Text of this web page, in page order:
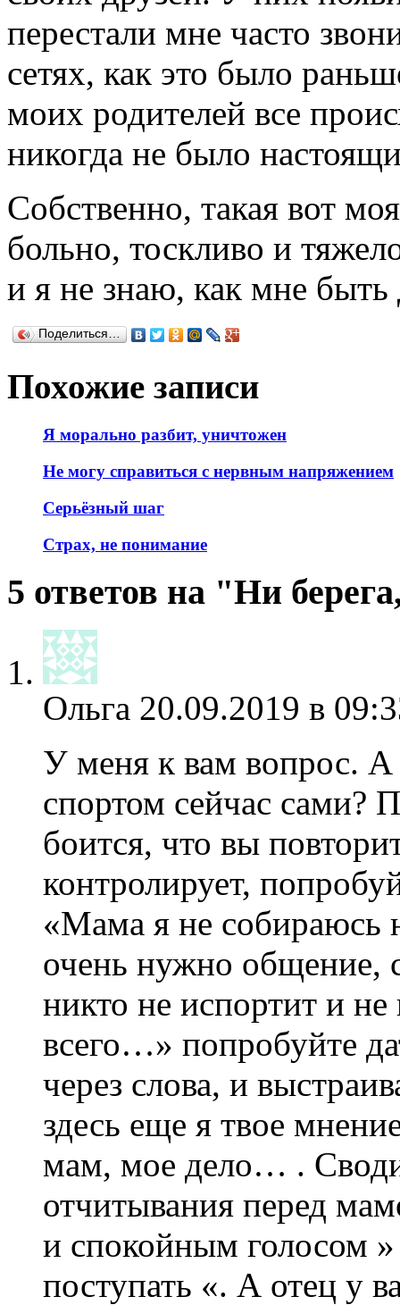
перестали мне часто
сетях, как это было
моих родителей все
никогда не было
Собственно, такая вот
больно, тоскливо и
и я не знаю, как мне
Поделиться…
Похожие записи
Я морально разбит, уничтожен
Не могу справиться с нервным напряжением
Серьёзный шаг
Страх, не понимание
5 ответов на "Ни
Ольга 20.09.2019 в
У меня к вам вопрос. А
спортом сейчас сами?
боится, что вы
контролирует,
«Мама я не собираюсь
очень нужно общение,
никто не испортит и
всего…» попробуйте
через слова, и
здесь еще я твое
мам, мое дело… .
отчитывания перед
и спокойным голосом
поступать «. А отец у